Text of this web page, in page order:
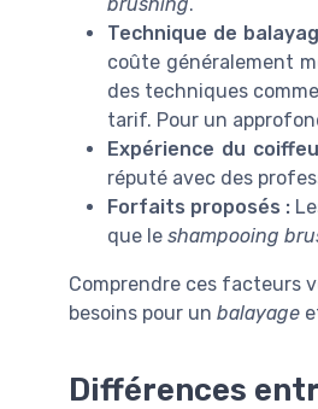
Technique de
coûte généralement
des techniques
tarif. Pour un
Expérience du
réputé avec des
Forfaits proposés :
que le shampooing
Comprendre ces facteurs
besoins pour un balayage
Différences